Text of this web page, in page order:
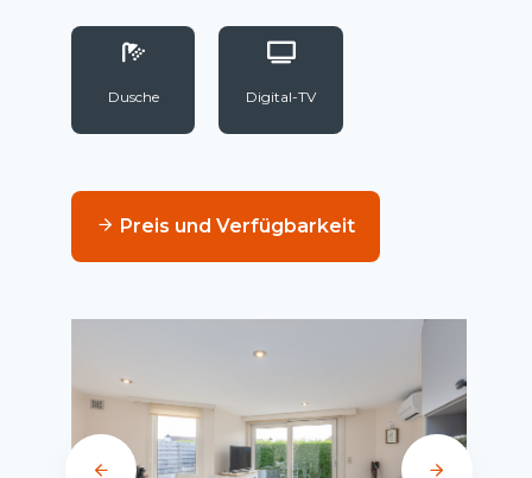
Dusche Digital-TV
Preis und Verfügbarkeit